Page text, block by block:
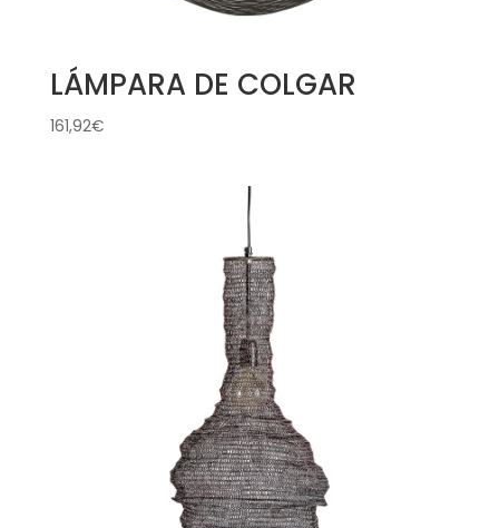
LÁMPARA DE COLGAR
161,92€